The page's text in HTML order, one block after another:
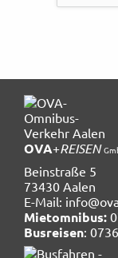
OVA+REISEN
Beinstraße 5
73430 Aalen
E-Mail:
Mietomnibus:
Busreisen: